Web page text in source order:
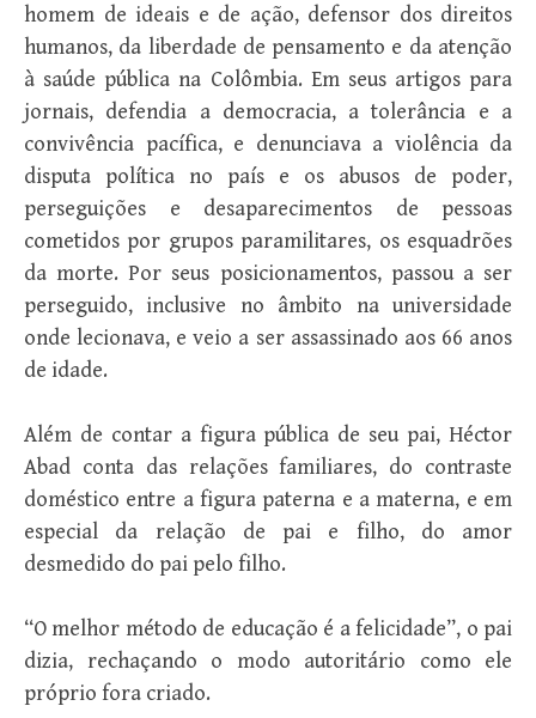
homem de ideais e de ação, defensor dos direitos
humanos, da liberdade de pensamento e da atenção
à saúde pública na Colômbia. Em seus artigos para
jornais, defendia a democracia, a tolerância e a
convivência pacífica, e denunciava a violência da
disputa política no país e os abusos de poder,
perseguições e desaparecimentos de pessoas
cometidos por grupos paramilitares, os esquadrões
da morte. Por seus posicionamentos, passou a ser
perseguido, inclusive no âmbito na universidade
onde lecionava, e veio a ser assassinado aos 66 anos
de idade.
Além de contar a figura pública de seu pai, Héctor
Abad conta das relações familiares, do contraste
doméstico entre a figura paterna e a materna, e em
especial da relação de pai e filho, do amor
desmedido do pai pelo filho.
“O melhor método de educação é a felicidade”, o pai
dizia, rechaçando o modo autoritário como ele
próprio fora criado.